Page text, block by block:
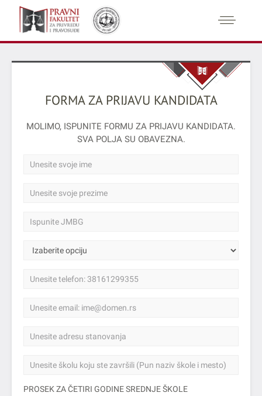
FORMA ZA PRIJAVU KANDIDATA
MOLIMO, ISPUNITE FORMU ZA PRIJAVU KANDIDATA.
SVA POLJA SU OBAVEZNA.
PROSEK ZA ČETIRI GODINE SREDNJE ŠKOLE